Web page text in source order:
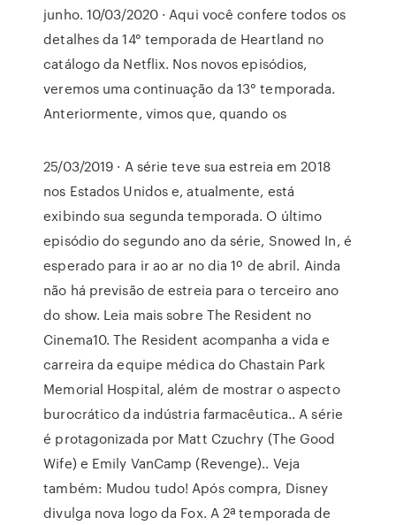
junho. 10/03/2020 · Aqui você confere todos os
detalhes da 14° temporada de Heartland no
catálogo da Netflix. Nos novos episódios,
veremos uma continuação da 13° temporada.
Anteriormente, vimos que, quando os
25/03/2019 · A série teve sua estreia em 2018
nos Estados Unidos e, atualmente, está
exibindo sua segunda temporada. O último
episódio do segundo ano da série, Snowed In, é
esperado para ir ao ar no dia 1º de abril. Ainda
não há previsão de estreia para o terceiro ano
do show. Leia mais sobre The Resident no
Cinema10. The Resident acompanha a vida e
carreira da equipe médica do Chastain Park
Memorial Hospital, além de mostrar o aspecto
burocrático da indústria farmacêutica.. A série
é protagonizada por Matt Czuchry (The Good
Wife) e Emily VanCamp (Revenge).. Veja
também: Mudou tudo! Após compra, Disney
divulga nova logo da Fox. A 2ª temporada de